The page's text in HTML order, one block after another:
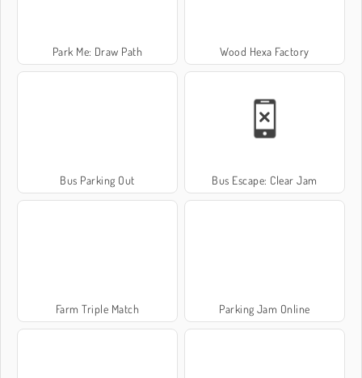
Park Me: Draw Path Wood Hexa Factory
Bus Parking Out Bus Escape: Clear Jam
Farm Triple Match Parking Jam Online